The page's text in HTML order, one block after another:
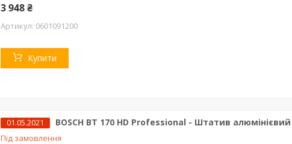
3 948 ₴
0601091200
Купити
01.05.2021 BOSCH BT 170 HD Professional - Штатив алюмінієвий
Під замовлення